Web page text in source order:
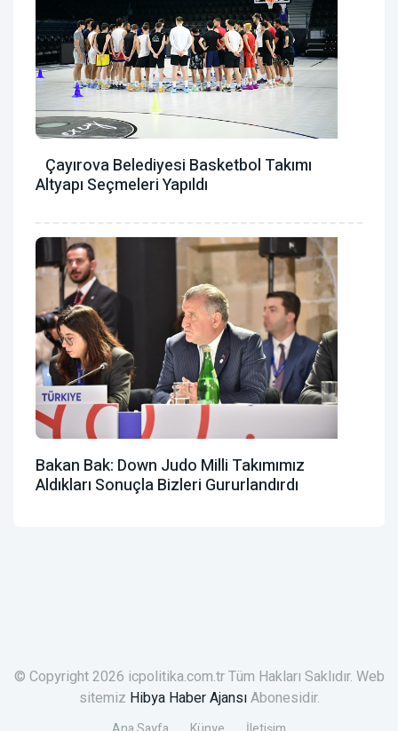
Çayırova Belediyesi Basketbol Takımı
Altyapı Seçmeleri Yapıldı
Bakan Bak: Down Judo Milli Takımımız
Aldıkları Sonuçla Bizleri Gururlandırdı
© Copyright 2026 icpolitika.com.tr Tüm Hakları Saklıdır. Web
sitemiz Hibya Haber AjansıAbonesidir.